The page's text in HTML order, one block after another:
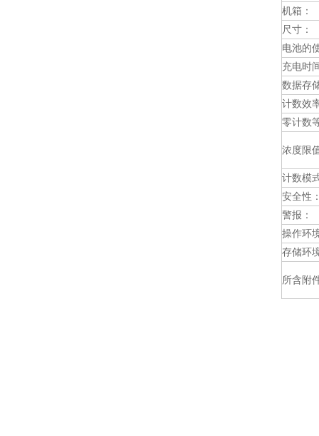
机箱：
尺寸：
电池的
充电时
数据存
计数效
零计数
浓度限
计数模
安全性
警报：
操作环
存储环
所含附